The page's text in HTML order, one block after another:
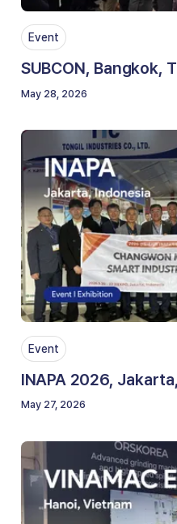
Event
SUBCON, Bangkok,
May 28, 2026
Event
INAPA 2026,
May 27, 2026